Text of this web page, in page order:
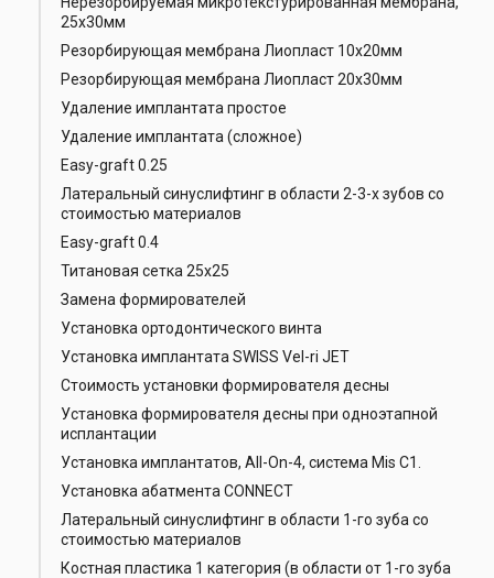
25х30мм
Резорбирующая мембрана Лиопласт 10х20мм
Резорбирующая мембрана Лиопласт 20х30мм
Удаление имплантата простое
Удаление имплантата (сложное)
Easy-graft 0.25
Латеральный синуслифтинг в области 2-3-х зубов со
стоимостью материалов
Easy-graft 0.4
Титановая сетка 25х25
Замена формирователей
Установка ортодонтического винта
Установка имплантата SWISS Vel-ri JET
Стоимость установки формирователя десны
Установка формирователя десны при одноэтапной
исплантации
Установка имплантатов, All-On-4, система Mis C1.
Установка абатмента CONNECT
Латеральный синуслифтинг в области 1-го зуба со
стоимостью материалов
Костная пластика 1 категория (в области от 1-го зуба